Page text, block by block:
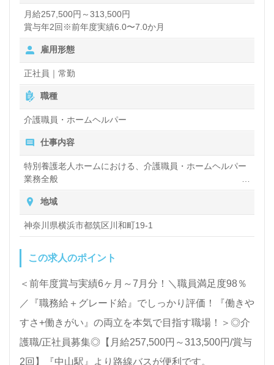
ジは『ソラストグループ』様であなたらしく輝きませ
んか。募集詳細等、担当コンサルタントよりご案内し
ます。お問い合わせも遠慮なくお願いします。
全国の求人ご紹介！医療/福祉業界の正社員/パート仕
事探しは【ウィルオブ介護】＊求人情報収集、将来的
に検討の方も遠慮なく＊
LINE、メール、お電話などご希望に応じてお問い合
わせ/ご相談可能です。転職相談、求人紹介、年収交
渉など完全無料サービスをご利用いただけます。＜非
公開求人も取扱いあり！＞"転職支援"のプロと一緒に
月給257,500円～313,500円
賞与年2回※前年度実績6.0〜7.0か月
雇用形態
正社員｜常勤
職種
介護職員・ホームヘルパー
仕事内容
特別養護老人ホームにおける、介護職員・ホームヘルパー
業務全般
入浴や排せつ、食事などの身体的サポートや、買い物や掃
除、洗濯など日常生活のサポートなどをお願いします
地域
神奈川県横浜市都筑区川和町19-1
この求人のポイント
＜前年度賞与実績6ヶ月～7月分！＼職員満足度98％
／『職務給＋グレード給』でしっかり評価！『働きや
すさ+働きがい』の両立を本気で目指す職場！＞◎介
護職/正社員募集◎【月給257,500円～313,500円/賞与
2回】『中山駅』より路線バスが便利です。